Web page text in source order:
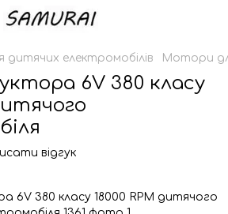
дитячих електромобілів Мотори
6V 380 класу
відгук